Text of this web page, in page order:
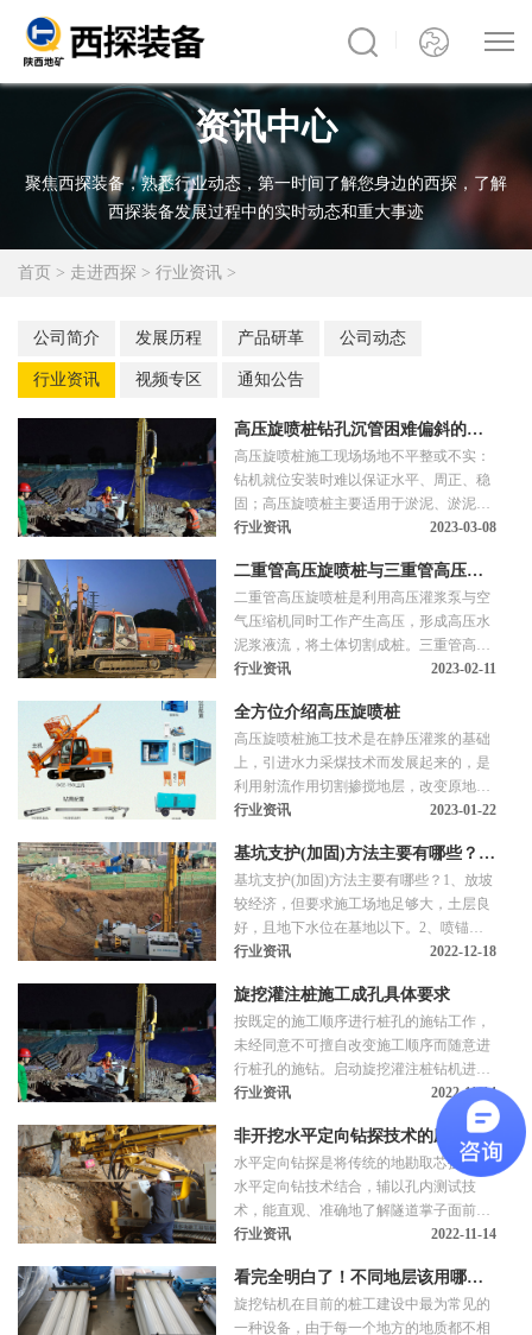
资讯中心
聚焦西探装备，熟悉行业动态，第一时间了解您身边的西探，了解
西探装备发展过程中的实时动态和重大事迹
首页 > 走进西探 > 行业资讯 >
公司简介 发展历程 产品研革 公司动态
行业资讯 视频专区 通知公告
高压旋喷桩钻孔沉管困难偏斜的原
因及预防
高压旋喷桩施工现场场地不平整或不实：
钻机就位安装时难以保证水平、周正、稳
固；高压旋喷桩主要适用于淤泥、淤泥质
土、粘性土及人工回填土等地基土处理，
钻孔沉管和旋喷注浆过程中，钻机发生倾
斜或者移位，常导致钻孔倾斜现象。钻杆
垂直度不够，即钻杆倾斜度超过1.5%，也
会导致钻孔倾斜。1.钻孔沉管困难、偏斜
的主要原因：遭遇地下障碍物或埋设物，
行业资讯 2023-03-08
二重管高压旋喷桩与三重管高压旋
喷桩工艺的区别
二重管高压旋喷桩是利用高压灌浆泵与空
气压缩机同时工作产生高压，形成高压水
泥浆液流，将土体切割成桩。三重管高压
旋喷桩是利用专用设备先造孔，然后插入
用空气压缩机工作将切割本体产生的泥浆
排出，并同步灌浆。三重管和二重管是施
工工艺差别，三重管发是水、气、浆液三
重切割土体成桩，二重管发少了水切割，
跟水泥用量没关系。成桩效果的不同：高
行业资讯 2023-02-11
全方位介绍高压旋喷桩
高压旋喷桩施工技术是在静压灌浆的基础
上，引进水力采煤技术而发展起来的，是
利用射流作用切割掺搅地层，改变原地层
的结构和组成，同时灌入水泥浆或复合浆
的目的。工艺特点（1）施工机具设备简
单，施工简便。（2）具有较好的耐久
性，且料源广阔，价格低廉。（3）噪声
小，无污染。适用范围（1）受土层、土
的粒度、土的密度等因素影响，可广泛应
行业资讯 2023-01-22
基坑支护(加固)方法主要有哪些？基
础/地基加固方法主要有哪些？
基坑支护(加固)方法主要有哪些？1、放坡
较经济，但要求施工场地足够大，土层良
好，且地下水位在基地以下。2、喷锚网
较经济，属被动式支护，可90度开挖(但应
基坑侧壁土层应变释放为半自由状态，最
近建筑物距坑边宜在2米以上。3、护坡桩
属被动式支护，适用于建筑物紧邻基坑，
但基坑深度若超过10米，悬臂式护坡桩桩
顶变形仍较大。4、护坡桩+预应力锚杆属
行业资讯 2022-12-18
旋挖灌注桩施工成孔具体要求
按既定的施工顺序进行桩孔的施钻工作，
未经同意不可擅自改变施工顺序而随意进
行桩孔的施钻。启动旋挖灌注桩钻机进行
钻杆起立、安装钻头及调垂工作，旋挖钻
机进入工作状态，检查各项仪表和显示器
的工作画面。
行业资讯 2022-11-14
非开挖水平定向钻探技术的应用
水平定向钻探是将传统的地勘取芯技术与
水平定向钻技术结合，辅以孔内测试技
术，能直观、准确地了解隧道掌子面前方
不良地质情况和地下矿产资源埋藏情况。
行业资讯 2022-11-14
看完全明白了！不同地层该用哪种
旋挖钻机钻头
旋挖钻机在目前的桩工建设中最为常见的
一种设备，由于每一个地方的地质都不相